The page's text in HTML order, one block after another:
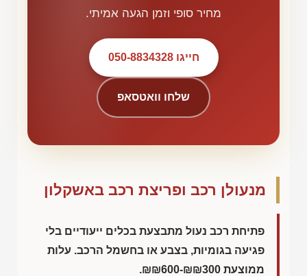
מחיר סופי וזמן הגעה אמיתי.
חייגו 050-8834328
שלחו וואטסאפ
מנעולן רכב ופריצת רכב באשקלון
פתיחת רכב נעול מתבצעת בכלים ייעודיים בלי
פגיעה בגומיות, בצבע או בחשמל הרכב. עלות
ממוצעת ₪₪600-₪₪300
.